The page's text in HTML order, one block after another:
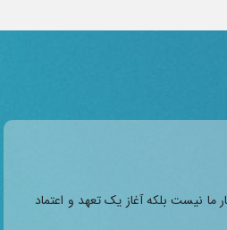
ما نیست بلکه آغاز یک تعهد و اعتماد